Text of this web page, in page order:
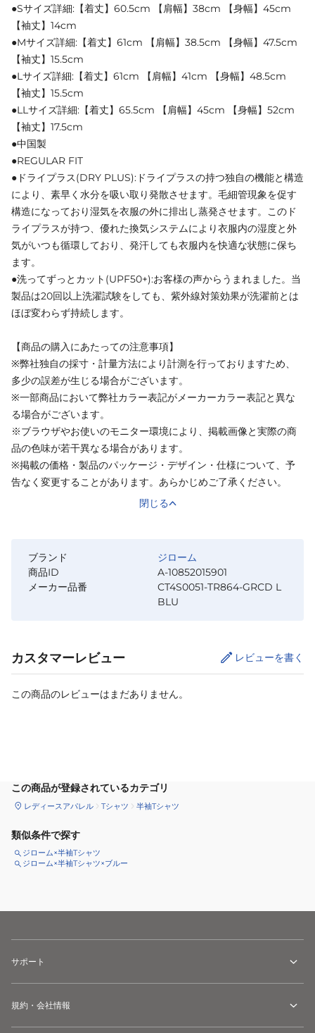
●Sサイズ詳細:【着丈】60.5cm 【肩幅】38cm 【身幅】45cm
【袖丈】14cm
●Mサイズ詳細:【着丈】61cm 【肩幅】38.5cm 【身幅】47.5cm
【袖丈】15.5cm
●Lサイズ詳細:【着丈】61cm 【肩幅】41cm 【身幅】48.5cm
【袖丈】15.5cm
●LLサイズ詳細:【着丈】65.5cm 【肩幅】45cm 【身幅】52cm
【袖丈】17.5cm
●中国製
●REGULAR FIT
●ドライプラス(DRY PLUS):ドライプラスの持つ独自の機能と構造
により、素早く水分を吸い取り発散させます。毛細管現象を促す
構造になっており湿気を衣服の外に排出し蒸発させます。このド
ライプラスが持つ、優れた換気システムにより衣服内の湿度と外
気がいつも循環しており、発汗しても衣服内を快適な状態に保ち
ます。
●洗ってずっとカット(UPF50+):お客様の声からうまれました。当
製品は20回以上洗濯試験をしても、紫外線対策効果が洗濯前とは
ほぼ変わらず持続します。
【商品の購入にあたっての注意事項】
※弊社独自の採寸・計量方法により計測を行っておりますため、
多少の誤差が生じる場合がございます。
※一部商品において弊社カラー表記がメーカーカラー表記と異な
る場合がございます。
※ブラウザやお使いのモニター環境により、掲載画像と実際の商
品の色味が若干異なる場合があります。
※掲載の価格・製品のパッケージ・デザイン・仕様について、予
告なく変更することがあります。あらかじめご了承ください。
閉じる
ブランド
ジローム
商品ID
A-10852015901
メーカー品番
CT4S0051-TR864-GRCD L
BLU
カスタマーレビュー レビューを書く
この商品のレビューはまだありません。
この商品が登録されているカテゴリ
レディースアパレル Tシャツ 半袖Tシャツ
類似条件で探す
ジローム×半袖Tシャツ
ジローム×半袖Tシャツ×ブルー
サポート
規約・会社情報